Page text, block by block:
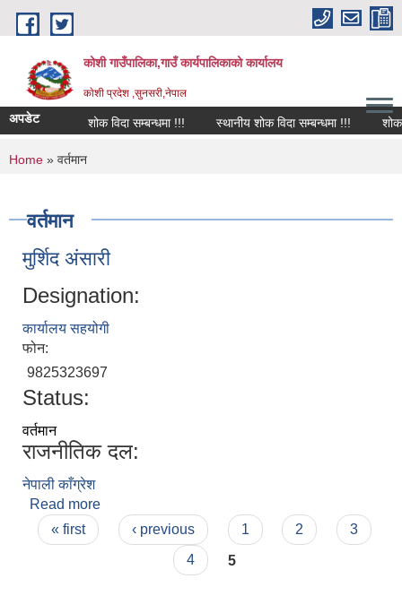
Skip to main content
कोशी गाउँपालिका,गाउँ कार्यपालिकाको कार्यालय
काेशी प्रदेश ,सुनसरी,नेपाल
अपडेट शोक विदा सम्बन्धमा !!! स्थानीय शोक विदा सम्बन्धमा !!! शोक
You are here
Home » वर्तमान
वर्तमान
मुर्शिद अंसारी
Designation:
कार्यालय सहयोगी
फोन:
9825323697
Status:
वर्तमान
राजनीतिक दल:
नेपाली काँग्रेश
Read more
Pages
« first ‹ previous 1 2
3
4
5